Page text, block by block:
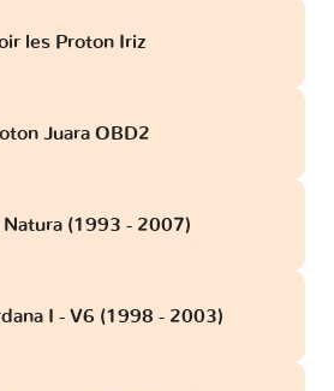
les Proton Iriz
Juara OBD2
Natura (1993 - 2007)
I - V6 (1998 - 2003)